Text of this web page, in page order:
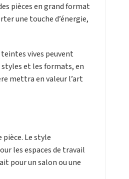
pièces en grand format
une touche d’énergie,
vives peuvent
styles et les formats, en
mettra en valeur l’art
Le style
les espaces de travail
pour un salon ou une